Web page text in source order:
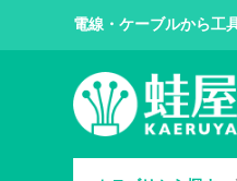
電線・ケーブルから工